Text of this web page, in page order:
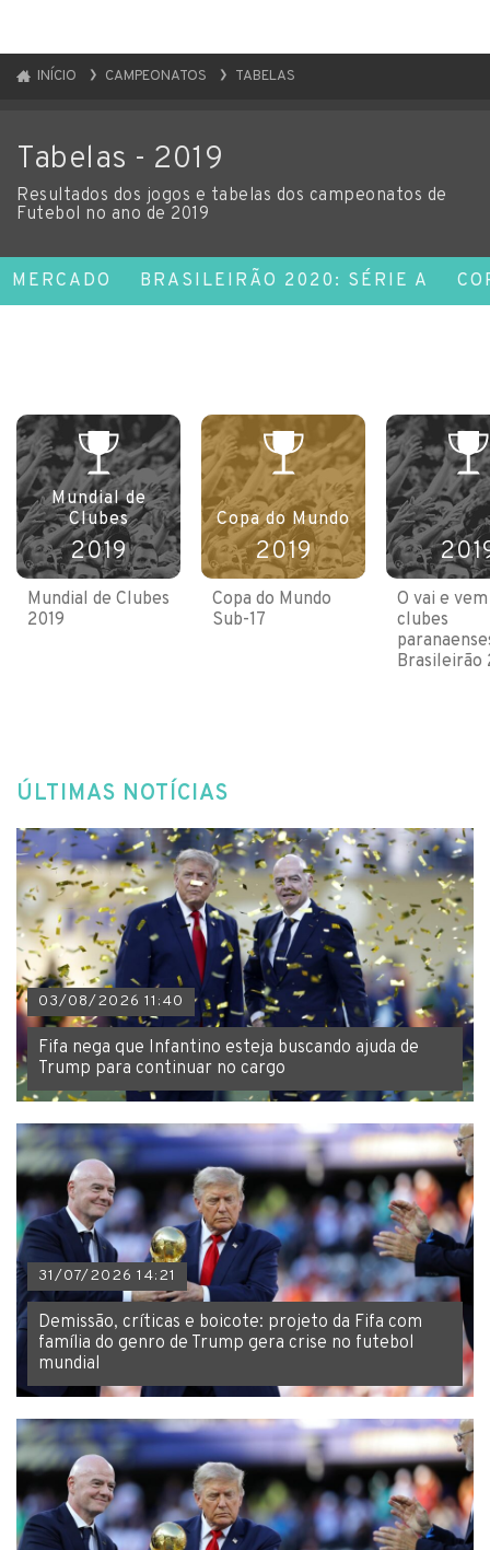
INÍCIO CAMPEONATOS TABELAS
Tabelas - 2019
Resultados dos jogos e tabelas dos campeonatos de
Futebol no ano de 2019
MERCADO BRASILEIRÃO 2020: SÉRIE A
Mundial de
Clubes
2019
Mundial de Clubes
2019
Copa do Mundo
2019
Copa do Mundo
Sub-17
O vai e
clubes
Brasileirão
ÚLTIMAS NOTÍCIAS
03/08/2026 11:40
Fifa nega que Infantino esteja buscando ajuda de
Trump para continuar no cargo
31/07/2026 14:21
Demissão, críticas e boicote: projeto da Fifa com
família do genro de Trump gera crise no futebol
mundial